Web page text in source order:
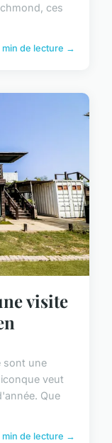
ces
min de lecture →
visite
sont une
veut
Que
min de lecture →